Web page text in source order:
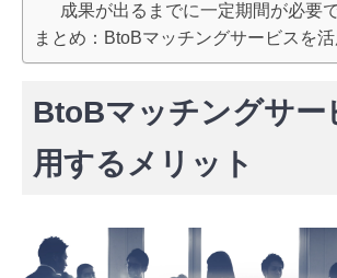
成果が出るまでに一定期間が必要
まとめ：BtoBマッチングサービスを活
BtoBマッチングサー
用するメリット